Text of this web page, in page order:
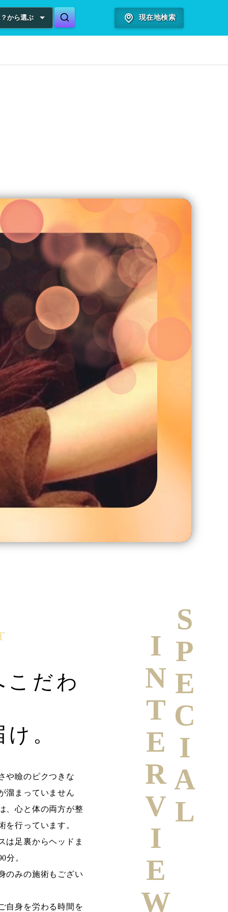
から選ぶ 現在地検索
こだわ
。
や瞼のピクつきな
溜まっていません
、心と体の両方が整
を行っています。
は足裏からヘッドま
分。
のみの施術もござい
自身を労わる時間を
SPECIAL
INTERVIEW